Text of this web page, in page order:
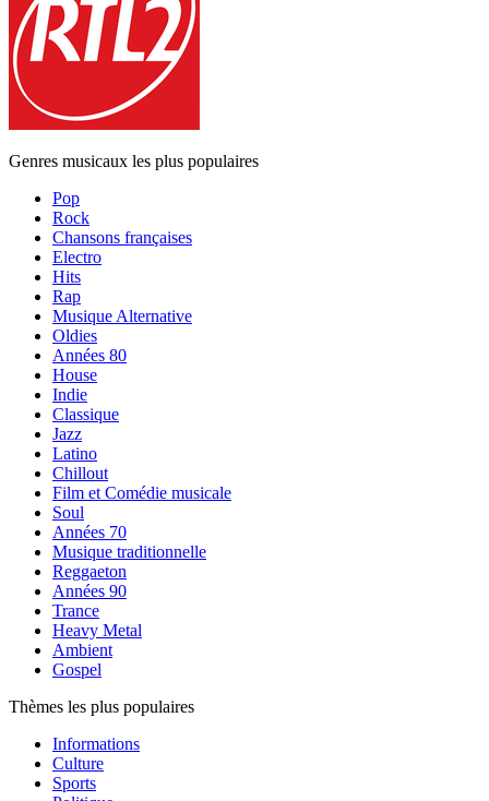
Genres musicaux les plus populaires
Pop
Rock
Chansons françaises
Electro
Hits
Rap
Musique Alternative
Oldies
Années 80
House
Indie
Classique
Jazz
Latino
Chillout
Film et Comédie musicale
Soul
Années 70
Musique traditionnelle
Reggaeton
Années 90
Trance
Heavy Metal
Ambient
Gospel
Thèmes les plus populaires
Informations
Culture
Sports